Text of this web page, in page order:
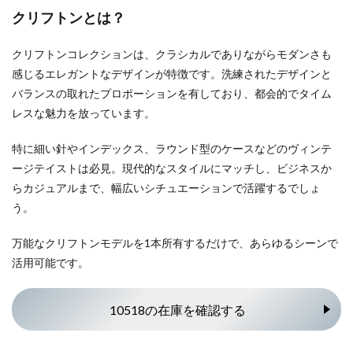
クリフトンとは？
クリフトンコレクションは、クラシカルでありながらモダンさも
感じるエレガントなデザインが特徴です。洗練されたデザインと
バランスの取れたプロポーションを有しており、都会的でタイム
レスな魅力を放っています。
特に細い針やインデックス、ラウンド型のケースなどのヴィンテ
ージテイストは必見。現代的なスタイルにマッチし、ビジネスか
らカジュアルまで、幅広いシチュエーションで活躍するでしょ
う。
万能なクリフトンモデルを1本所有するだけで、あらゆるシーンで
活用可能です。
10518の在庫を確認する